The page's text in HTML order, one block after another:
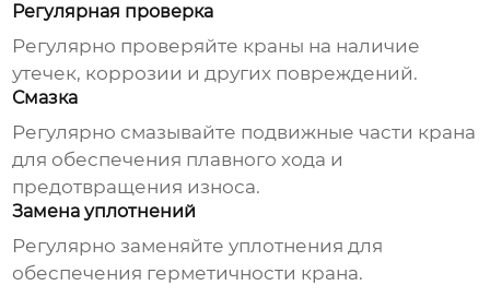
Регулярная проверка
Регулярно проверяйте краны на наличие
утечек, коррозии и других повреждений.
Смазка
Регулярно смазывайте подвижные части крана
для обеспечения плавного хода и
предотвращения износа.
Замена уплотнений
Регулярно заменяйте уплотнения для
обеспечения герметичности крана.